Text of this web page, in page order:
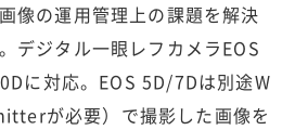
像の運用管理上の課題を解決
デジタル一眼レフカメラEOS
に対応。EOS 5D/7Dは別途W
が必要）で撮影した画像を